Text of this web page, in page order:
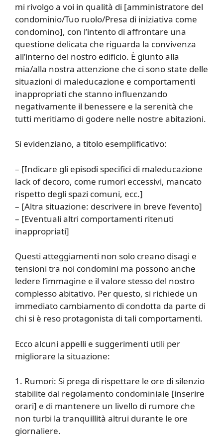
mi rivolgo a voi in qualità di [amministratore del
condominio/Tuo ruolo/Presa di iniziativa come
condomino], con l’intento di affrontare una
questione delicata che riguarda la convivenza
all’interno del nostro edificio. È giunto alla
mia/alla nostra attenzione che ci sono state delle
situazioni di maleducazione e comportamenti
inappropriati che stanno influenzando
negativamente il benessere e la serenità che
tutti meritiamo di godere nelle nostre abitazioni.
Si evidenziano, a titolo esemplificativo:
– [Indicare gli episodi specifici di maleducazione
lack of decoro, come rumori eccessivi, mancato
rispetto degli spazi comuni, ecc.]
– [Altra situazione: descrivere in breve l’evento]
– [Eventuali altri comportamenti ritenuti
inappropriati]
Questi atteggiamenti non solo creano disagi e
tensioni tra noi condomini ma possono anche
ledere l’immagine e il valore stesso del nostro
complesso abitativo. Per questo, si richiede un
immediato cambiamento di condotta da parte di
chi si è reso protagonista di tali comportamenti.
Ecco alcuni appelli e suggerimenti utili per
migliorare la situazione:
1. Rumori: Si prega di rispettare le ore di silenzio
stabilite dal regolamento condominiale [inserire
orari] e di mantenere un livello di rumore che
non turbi la tranquillità altrui durante le ore
giornaliere.